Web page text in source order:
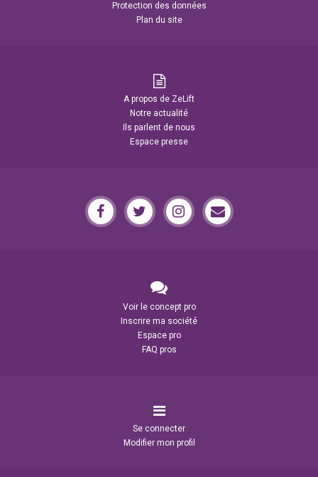
Protection des données
Plan du site
A propos de ZeLift
Notre actualité
Ils parlent de nous
Espace presse
Voir le concept pro
Inscrire ma société
Espace pro
FAQ pros
Se connecter
Modifier mon profil